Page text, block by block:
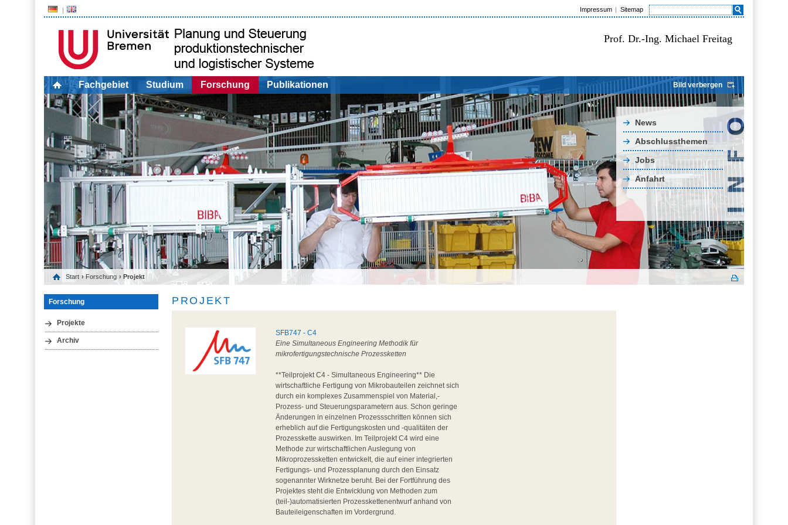
Impressum Sitemap
Prof. Dr.-Ing. Michael Freitag
Fachgebiet Studium Forschung Publikationen Bild verbergen
News
Abschlussthemen
Jobs
Anfahrt
Start › Forschung › Projekt
Forschung
Projekte
Archiv
PROJEKT
SFB747 - C4
Eine Simultaneous Engineering Methodik für
mikrofertigungstechnische Prozessketten
**Teilprojekt C4 - Simultaneous Engineering** Die
wirtschaftliche Fertigung von Mikrobauteilen zeichnet sich
durch ein komplexes Zusammenspiel von Material,-
Prozess- und Steuerungsparametern aus. Schon geringe
Änderungen in einzelnen Prozessschritten können sich
erheblich auf die Fertigungskosten und -qualitäten der
Prozesskette auswirken. Im Teilprojekt C4 wird eine
Methode zur wirtschaftlichen Auslegung von
Mikroprozessketten entwickelt, die auf einer integrierten
Fertigungs- und Prozessplanung durch den Einsatz
sogenannter Wirknetze beruht. Bei der Fortführung des
Projektes steht die Entwicklung von Methoden zum
(teil-)automatisierten Prozesskettenentwurf anhand von
Bauteileigenschaften im Vordergrund.